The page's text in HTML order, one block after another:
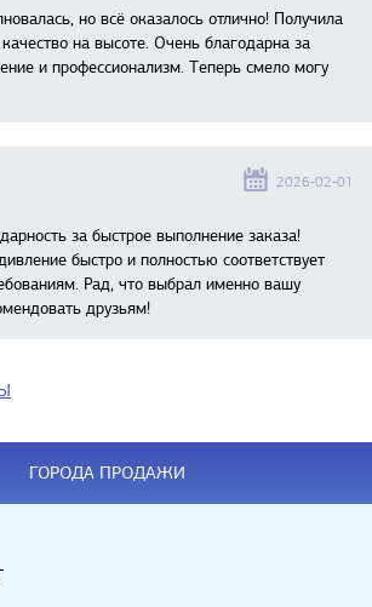
но всё оказалось отлично! Получила
на высоте. Очень благодарна за
и профессионализм. Теперь смело могу
2026-02-01
за быстрое выполнение заказа!
быстро и полностью соответствует
Рад, что выбрал именно вашу
друзьям!
ГОРОДА ПРОДАЖИ